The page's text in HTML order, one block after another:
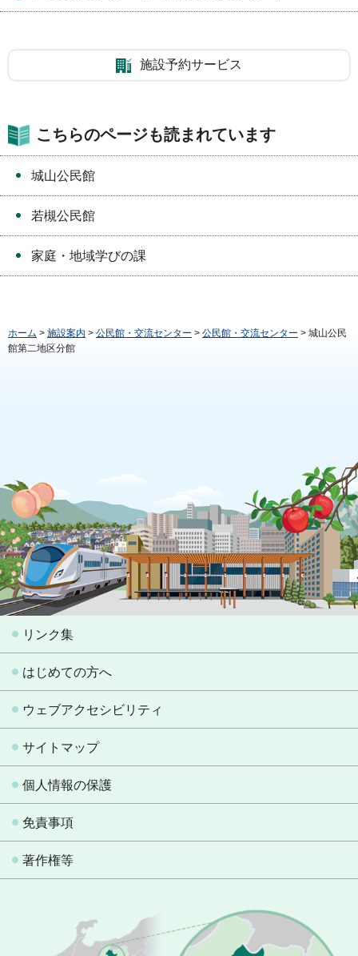
施設予約サービス
こちらのページも読まれています
城山公民館
若槻公民館
家庭・地域学びの課
ホーム > 施設案内 > 公民館・交流センター > 公民館・交流センター > 城山公民
館第二地区分館
リンク集
はじめての方へ
ウェブアクセシビリティ
サイトマップ
個人情報の保護
免責事項
著作権等